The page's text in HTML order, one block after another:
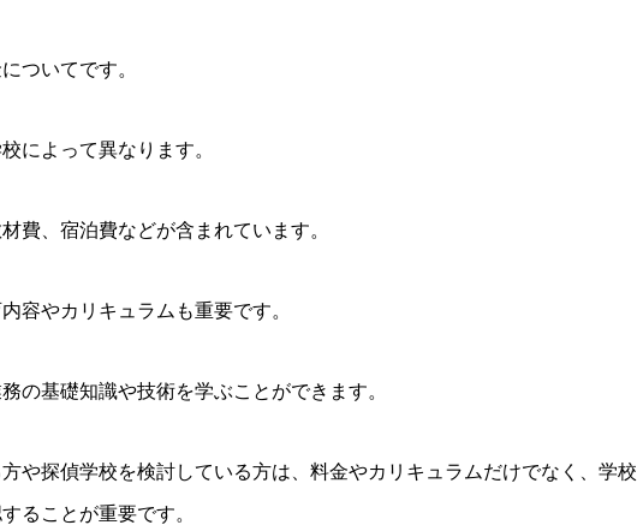
ついてです。
によって異なります。
費、宿泊費などが含まれています。
容やカリキュラムも重要です。
の基礎知識や技術を学ぶことができます。
や探偵学校を検討している方は、料金やカリキュラムだけでなく、学校
ることが重要です。